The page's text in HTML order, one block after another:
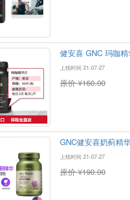
健安喜 GNC 玛咖
上线时间 21-07-27
原价 ¥160.00
GNC健安喜奶蓟精
上线时间 21-07-27
原价 ¥190.00